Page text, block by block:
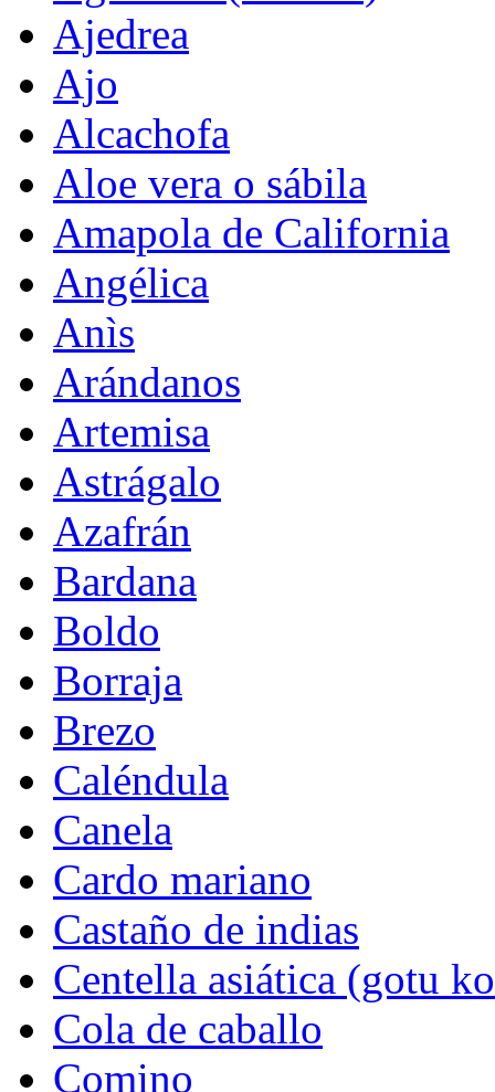
Ajedrea
Ajo
Alcachofa
Aloe vera o sábila
Amapola de California
Angélica
Anìs
Arándanos
Artemisa
Astrágalo
Azafrán
Bardana
Boldo
Borraja
Brezo
Caléndula
Canela
Cardo mariano
Castaño de indias
Centella asiática (gotu
Cola de caballo
Comino